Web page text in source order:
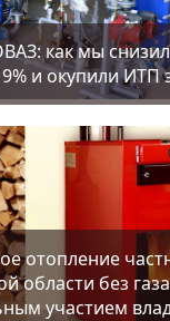
как мы
и окупили ИТП
отопление
области без
участием